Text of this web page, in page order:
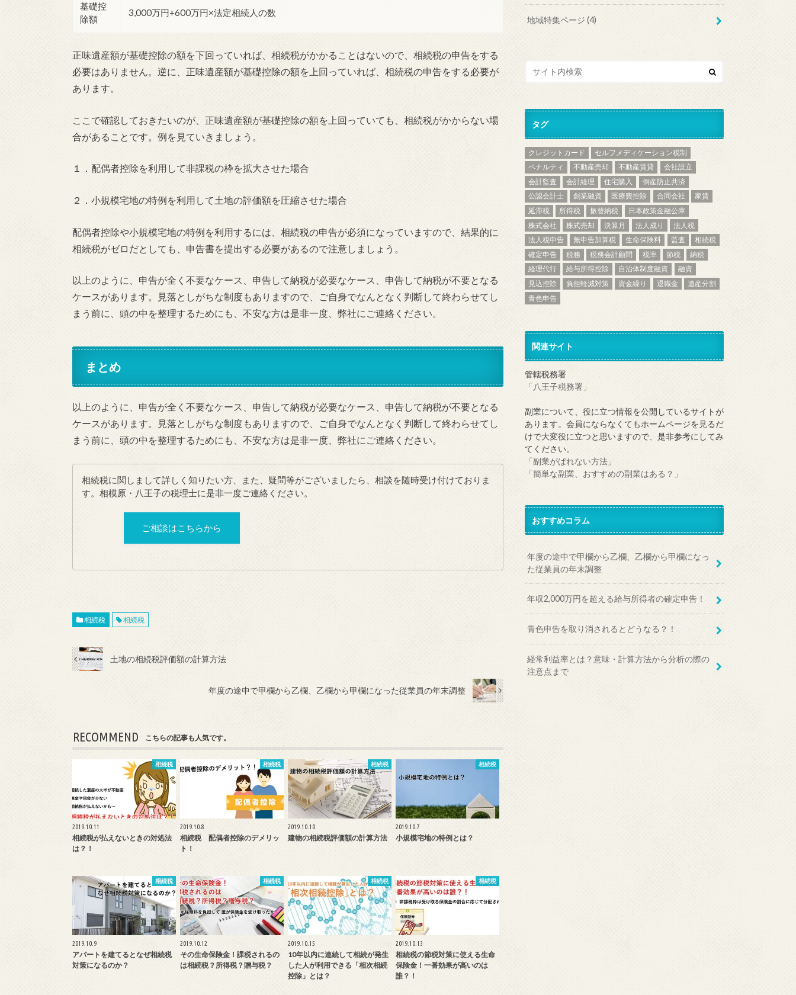
基礎控
除額
3,000万円+600万円×法定相続人の数
正味遺産額が基礎控除の額を下回っていれば、相続税がかかることはないので、相続税の申告をする
必要はありません。逆に、正味遺産額が基礎控除の額を上回っていれば、相続税の申告をする必要が
あります。
ここで確認しておきたいのが、正味遺産額が基礎控除の額を上回っていても、相続税がかからない場
合があることです。例を見ていきましょう。
１．配偶者控除を利用して非課税の枠を拡大させた場合
２．小規模宅地の特例を利用して土地の評価額を圧縮させた場合
配偶者控除や小規模宅地の特例を利用するには、相続税の申告が必須になっていますので、結果的に
相続税がゼロだとしても、申告書を提出する必要があるので注意しましょう。
以上のように、申告が全く不要なケース、申告して納税が必要なケース、申告して納税が不要となる
ケースがあります。見落としがちな制度もありますので、ご自身でなんとなく判断して終わらせてし
まう前に、頭の中を整理するためにも、不安な方は是非一度、弊社にご連絡ください。
まとめ
以上のように、申告が全く不要なケース、申告して納税が必要なケース、申告して納税が不要となる
ケースがあります。見落としがちな制度もありますので、ご自身でなんとなく判断して終わらせてし
まう前に、頭の中を整理するためにも、不安な方は是非一度、弊社にご連絡ください。
相続税に関しまして詳しく知りたい方、また、疑問等がございましたら、相談を随時受け付けておりま
す。相模原・八王子の税理士に是非一度ご連絡ください。
ご相談はこちらから
相続税 相続税
土地の相続税評価額の計算方法
年度の途中で甲欄から乙欄、乙欄から甲欄になった従業員の年末調整
RECOMMEND こちらの記事も人気です。
相続税
2019.10.11
相続税が払えないときの対処法
は？！
相続税
2019.10.8
相続税 配偶者控除のデメリッ
ト！
相続税
2019.10.10
建物の相続税評価額の計算方法
相続税
2019.10.7
小規模宅地の特例とは？
相続税
2019.10.9
アパートを建てるとなぜ相続税
対策になるのか？
相続税
2019.10.12
その生命保険金！課税されるの
は相続税？所得税？贈与税？
相続税
2019.10.15
10年以内に連続して相続が発生
した人が利用できる「相次相続
控除」とは？
相続税
2019.10.13
相続税の節税対策に使える生命
保険金！一番効果が高いのは
誰？！
地域特集ページ(4)
タグ
クレジットカード
セルフメディケーション税制
ペナルティ
不動産売却 不動産賃貸
会社設立
会計監査
会計経理 住宅購入
倒産防止共済
公認会計士
創業融資 医療費控除 合同会社
家賃
延滞税
所得税 振替納税
日本政策金融公庫
株式会社
株式売却 決算月 法人成り
法人税
法人税申告
無申告加算税 生命保険料 監査
相続税
確定申告
税務 税務会計顧問 税率 節税
納税
経理代行
給与所得控除 自治体制度融資
融資
見込控除
負担軽減対策 資金繰り 退職金
遺産分割
青色申告
関連サイト
管轄税務署
「八王子税務署」
副業について、役に立つ情報を公開しているサイトが
あります。会員にならなくてもホームページを見るだ
けで大変役に立つと思いますので、是非参考にしてみ
てください。
「副業がばれない方法」
「簡単な副業、おすすめの副業はある？」
おすすめコラム
年度の途中で甲欄から乙欄、乙欄から甲欄になっ
た従業員の年末調整
年収2,000万円を超える給与所得者の確定申告！
青色申告を取り消されるとどうなる？！
経常利益率とは？意味・計算方法から分析の際の
注意点まで